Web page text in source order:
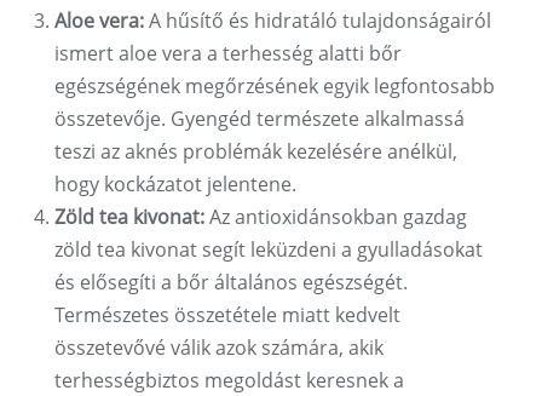
Aloe vera:A hűsítő és hidratáló tulajdonságairól
ismert aloe vera a terhesség alatti bőr
egészségének megőrzésének egyik legfontosabb
összetevője. Gyengéd természete alkalmassá
teszi az aknés problémák kezelésére anélkül,
hogy kockázatot jelentene.
Zöld tea kivonat:Az antioxidánsokban gazdag
zöld tea kivonat segít leküzdeni a gyulladásokat
és elősegíti a bőr általános egészségét.
Természetes összetétele miatt kedvelt
összetevővé válik azok számára, akik
terhességbiztos megoldást keresnek a